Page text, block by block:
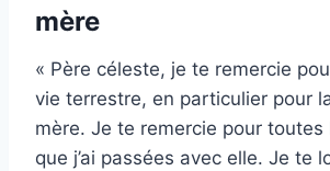
mère
« Père céleste, je te remercie
vie terrestre, en particulier pour
mère. Je te remercie pour toutes
que j’ai passées avec elle. Je te